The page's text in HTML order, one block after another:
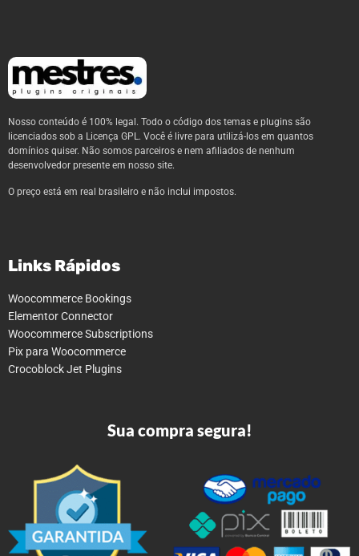
Nosso conteúdo é 100% legal. Todo o código dos temas e plugins são
licenciados sob a Licença GPL. Você é livre para utilizá-los em quantos
domínios quiser. Não somos parceiros e nem afiliados de nenhum
desenvolvedor presente em nosso site.
O preço está em real brasileiro e não inclui impostos.
Links Rápidos
Woocommerce Bookings
Elementor Connector
Woocommerce Subscriptions
Pix para Woocommerce
Crocoblock Jet Plugins
Sua compra segura!